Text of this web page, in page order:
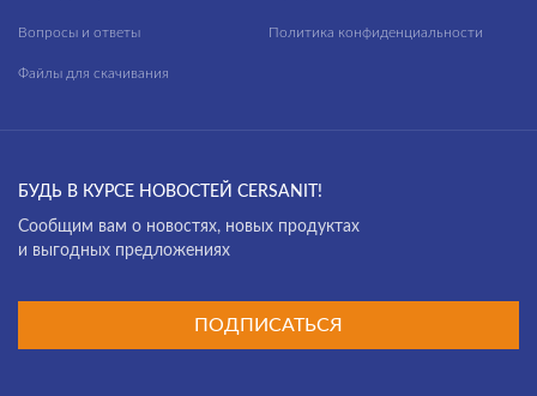
Вопросы и ответы
Файлы для скачивания
Политика конфиденциальности
БУДЬ В КУРСЕ НОВОСТЕЙ CERSANIT!
Cообщим вам о новостях, новых продуктах
и выгодных предложениях
ПОДПИСАТЬСЯ